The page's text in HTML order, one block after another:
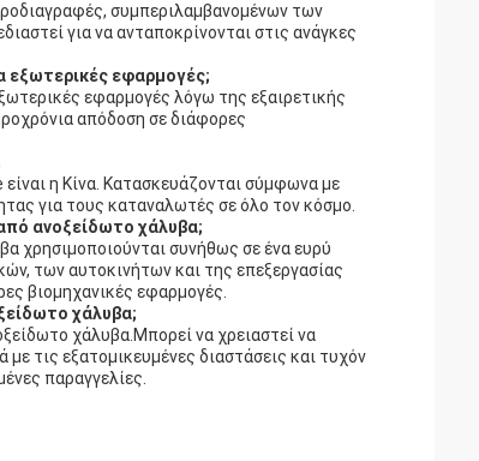
συμπεριλαμβανομένων των
για να ανταποκρίνονται στις ανάγκες
εξωτερικές εφαρμογές;
εφαρμογές λόγω της εξαιρετικής
απόδοση σε διάφορες
η Κίνα. Κατασκευάζονται σύμφωνα με
για τους καταναλωτές σε όλο τον κόσμο.
ανοξείδωτο χάλυβα;
χρησιμοποιούνται συνήθως σε ένα ευρύ
των αυτοκινήτων και της επεξεργασίας
βιομηχανικές εφαρμογές.
χάλυβα;
χάλυβα.Μπορεί να χρειαστεί να
τις εξατομικευμένες διαστάσεις και τυχόν
παραγγελίες.